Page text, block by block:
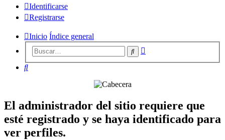
Identificarse
Registrarse
Inicio Índice general
Buscar
Buscar
El administrador del sitio requiere que
esté registrado y se haya identificado para
ver perfiles.